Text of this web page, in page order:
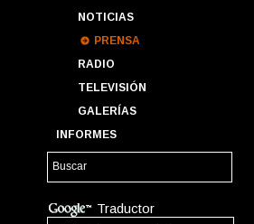
NOTICIAS
PRENSA
RADIO
TELEVISIÓN
GALERÍAS
INFORMES
Traductor